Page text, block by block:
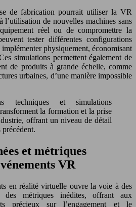
de fabrication pourrait utiliser la VR
l’utilisation de nouvelles machines sans
réel ou de compromettre la
tester différentes configurations
physiquement, économisant
simulations permettent également de
de produits à grande échelle, comme
urbaines, d’une manière impossible
techniques et simulations
la formation et la prise
offrant un niveau de détail
précédent.
et métriques
VR
en réalité virtuelle ouvre la voie à des
des métriques inédites, offrant aux
précieux sur l’engagement et le